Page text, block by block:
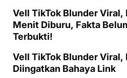
Vell TikTok Blunder Viral,
Menit Diburu, Fakta
Terbukti!
Vell TikTok Blunder Viral,
Diingatkan Bahaya Link